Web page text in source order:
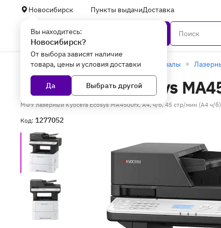
Новосибирск Пункты выдачиДоставка
Вы находитесь:
Новосибирск?
От выбора зависят наличие
товара, цены и условия доставки
Да Выбрать другой
Главная Оргтехника и расходные материалы
МФУ Kyocera Ecosys
МФУ лазерный Kyocera Ecosys MA4500fx, A4, ч/б, 45 стр/мин (A4 ч/
Код: 1277052